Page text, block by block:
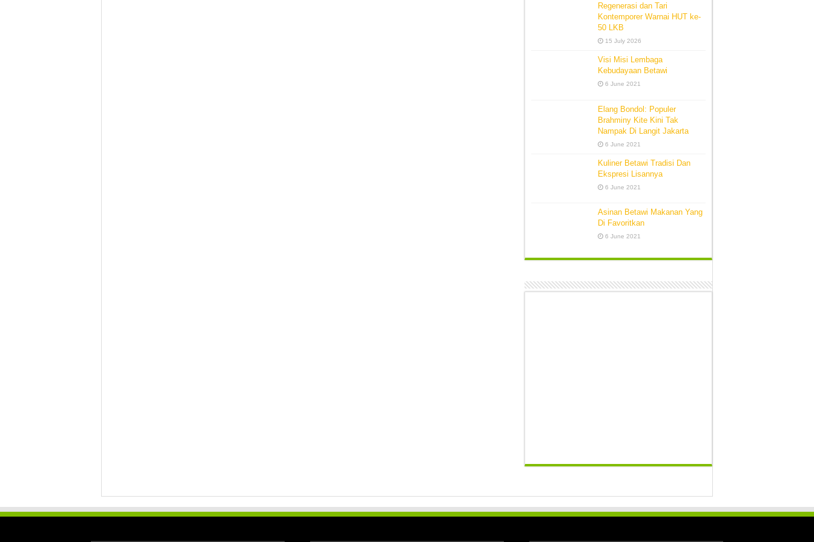
Regenerasi dan Tari
Kontemporer Warnai HUT ke-
50 LKB
15 July 2026
Visi Misi Lembaga
Kebudayaan Betawi
6 June 2021
Elang Bondol: Populer
Brahminy Kite Kini Tak
Nampak Di Langit Jakarta
6 June 2021
Kuliner Betawi Tradisi Dan
Ekspresi Lisannya
6 June 2021
Asinan Betawi Makanan Yang
Di Favoritkan
6 June 2021